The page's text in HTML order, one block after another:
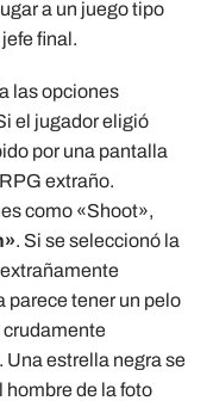
a un juego tipo
final.
las opciones
el jugador eligió
por una pantalla
extraño.
como «Shoot»,
. Si se seleccionó la
parece tener un pelo
crudamente
Una estrella negra se
hombre de la foto